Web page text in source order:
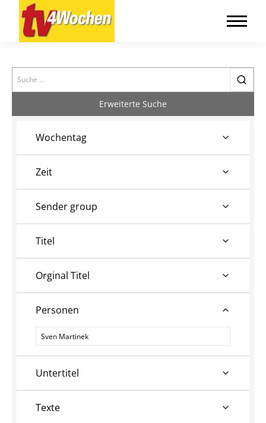
Search
Erweiterte Suche
Wochentag
Zeit
Sender group
Titel
Orginal Titel
Personen
Personen
Untertitel
Texte